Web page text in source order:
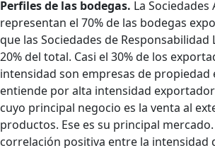
Perfiles de las bodegas. La Sociedades
representan el 70% de las bodegas
que las Sociedades de Responsabilidad
20% del total. Casi el 30% de los
intensidad son empresas de propiedad
entiende por alta intensidad
cuyo principal negocio es la venta al
productos. Ese es su principal
correlación positiva entre la intensidad